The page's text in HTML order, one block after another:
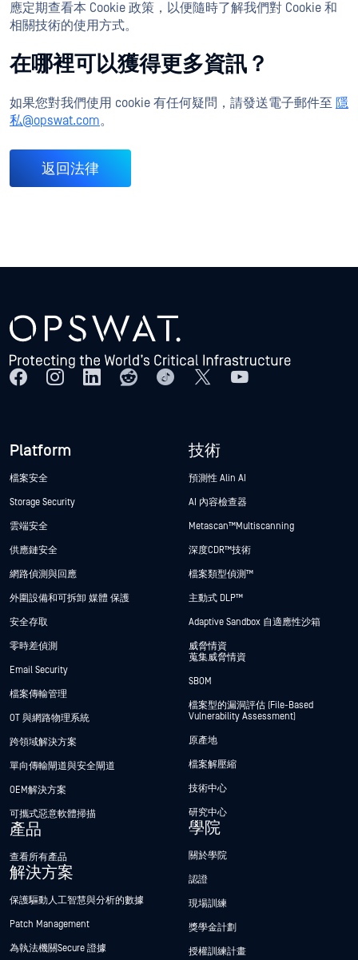
應定期查看本 Cookie 政策，以便隨時了解我們對 Cookie 和
相關技術的使用方式。
在哪裡可以獲得更多資訊？
如果您對我們使用 cookie 有任何疑問，請發送電子郵件至 隱
私@opswat.com。
返回法律
Platform
檔案安全
Storage Security
雲端安全
供應鏈安全
網路偵測與回應
外圍設備和可拆卸 媒體 保護
安全存取
零時差偵測
Email Security
檔案傳輸管理
OT 與網路物理系統
跨領域解決方案
單向傳輸閘道與安全閘道
OEM解決方案
可攜式惡意軟體掃描
產品
查看所有產品
解決方案
保護驅動人工智慧與分析的數據
Patch Management
為執法機關Secure 證據
技術
預測性 Alin AI
AI 內容檢查器
Metascan™ Multiscanning
深度CDR™技術
檔案類型偵測™
主動式 DLP™
Adaptive Sandbox 自適應性沙箱
威脅情資
蒐集威脅情資
SBOM
檔案型的漏洞評估 (File-Based
Vulnerability Assessment)
原產地
檔案解壓縮
技術中心
研究中心
學院
關於學院
認證
現場訓練
獎學金計劃
授權訓練計畫